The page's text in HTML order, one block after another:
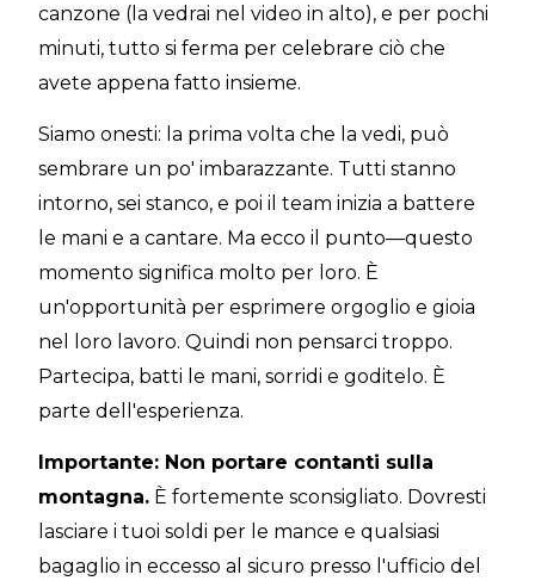
canzone (la vedrai nel video in alto), e per pochi
minuti, tutto si ferma per celebrare ciò che
avete appena fatto insieme.
Siamo onesti: la prima volta che la vedi, può
sembrare un po' imbarazzante. Tutti stanno
intorno, sei stanco, e poi il team inizia a battere
le mani e a cantare. Ma ecco il punto—questo
momento significa molto per loro. È
un'opportunità per esprimere orgoglio e gioia
nel loro lavoro. Quindi non pensarci troppo.
Partecipa, batti le mani, sorridi e goditelo. È
parte dell'esperienza.
Importante: Non portare contanti sulla
montagna. È fortemente sconsigliato. Dovresti
lasciare i tuoi soldi per le mance e qualsiasi
bagaglio in eccesso al sicuro presso l'ufficio del